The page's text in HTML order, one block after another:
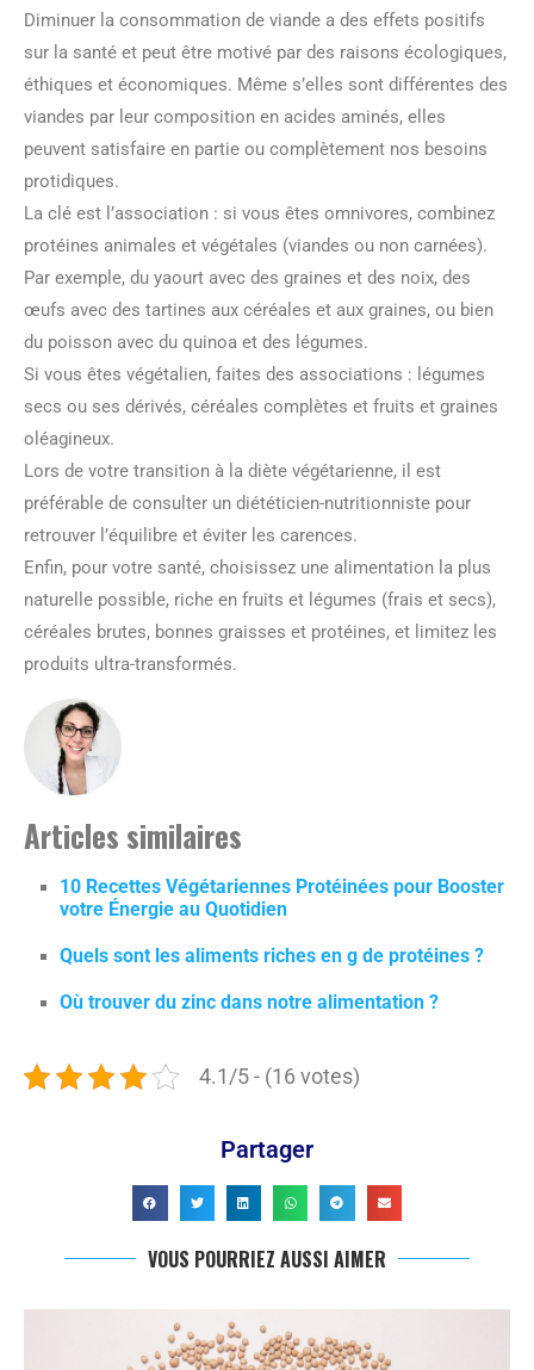
Diminuer la consommation de viande a des effets positifs
sur la santé et peut être motivé par des raisons écologiques,
éthiques et économiques. Même s’elles sont différentes des
viandes par leur composition en acides aminés, elles
peuvent satisfaire en partie ou complètement nos besoins
protidiques.
La clé est l’association : si vous êtes omnivores, combinez
protéines animales et végétales (viandes ou non carnées).
Par exemple, du yaourt avec des graines et des noix, des
œufs avec des tartines aux céréales et aux graines, ou bien
du poisson avec du quinoa et des légumes.
Si vous êtes végétalien, faites des associations : légumes
secs ou ses dérivés, céréales complètes et fruits et graines
oléagineux.
Lors de votre transition à la diète végétarienne, il est
préférable de consulter un diététicien-nutritionniste pour
retrouver l’équilibre et éviter les carences.
Enfin, pour votre santé, choisissez une alimentation la plus
naturelle possible, riche en fruits et légumes (frais et secs),
céréales brutes, bonnes graisses et protéines, et limitez les
produits ultra-transformés.
Articles similaires
10 Recettes Végétariennes Protéinées pour Booster
votre Énergie au Quotidien
Quels sont les aliments riches en g de protéines ?
Où trouver du zinc dans notre alimentation ?
4.1/5 - (16 votes)
Partager
VOUS POURRIEZ AUSSI AIMER